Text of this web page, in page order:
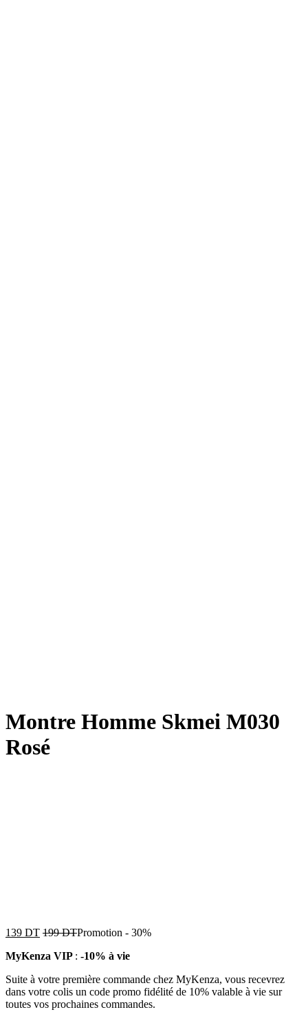
Montre Homme Skmei M030
Rosé
139 DT 199DTPromotion - 30%
MyKenza VIP : -10% à vie
Suite à votre première commande chez MyKenza, vous recevrez
dans votre colis un code promo fidélité de 10% valable à vie sur
toutes vos prochaines commandes.